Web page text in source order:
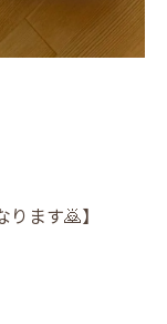
ます🙇】